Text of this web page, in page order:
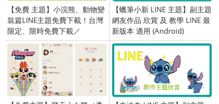
【免費 主題】小浣熊、動物變
裝篇LINE主題免費下載！台灣
限定、限時免費下載／
2019/09/20
【蠟筆小新 LINE 主題】副主題
網友作品 欣賞 及 教學 LINE 最
新版本 適用 (Android)